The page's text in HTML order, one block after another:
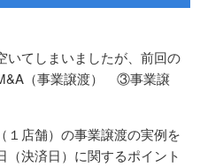
いてしまいましたが、前回の
（事業譲渡） ③事業譲
１店舗）の事業譲渡の実例を
（決済日）に関するポイント